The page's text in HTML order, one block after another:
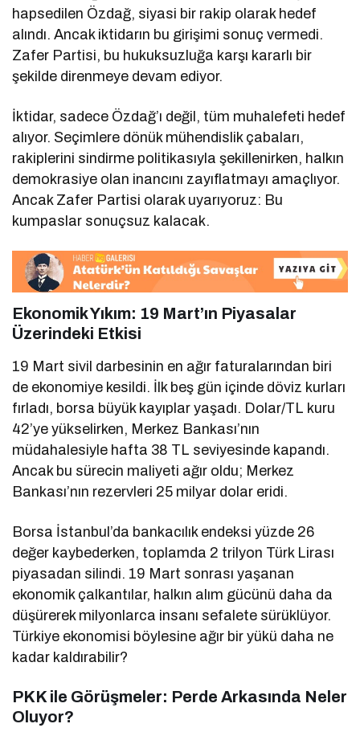
hapsedilen Özdağ, siyasi bir rakip olarak hedef
alındı. Ancak iktidarın bu girişimi sonuç vermedi.
Zafer Partisi, bu hukuksuzluğa karşı kararlı bir
şekilde direnmeye devam ediyor.
İktidar, sadece Özdağ’ı değil, tüm muhalefeti hedef
alıyor. Seçimlere dönük mühendislik çabaları,
rakiplerini sindirme politikasıyla şekillenirken, halkın
demokrasiye olan inancını zayıflatmayı amaçlıyor.
Ancak Zafer Partisi olarak uyarıyoruz: Bu
kumpaslar sonuçsuz kalacak.
Ekonomik Yıkım: 19 Mart’ın Piyasalar
Üzerindeki Etkisi
19 Mart sivil darbesinin en ağır faturalarından biri
de ekonomiye kesildi. İlk beş gün içinde döviz kurları
fırladı, borsa büyük kayıplar yaşadı. Dolar/TL kuru
42’ye yükselirken, Merkez Bankası’nın
müdahalesiyle hafta 38 TL seviyesinde kapandı.
Ancak bu sürecin maliyeti ağır oldu; Merkez
Bankası’nın rezervleri 25 milyar dolar eridi.
Borsa İstanbul’da bankacılık endeksi yüzde 26
değer kaybederken, toplamda 2 trilyon Türk Lirası
piyasadan silindi. 19 Mart sonrası yaşanan
ekonomik çalkantılar, halkın alım gücünü daha da
düşürerek milyonlarca insanı sefalete sürüklüyor.
Türkiye ekonomisi böylesine ağır bir yükü daha ne
kadar kaldırabilir?
PKK ile Görüşmeler: Perde Arkasında Neler
Oluyor?